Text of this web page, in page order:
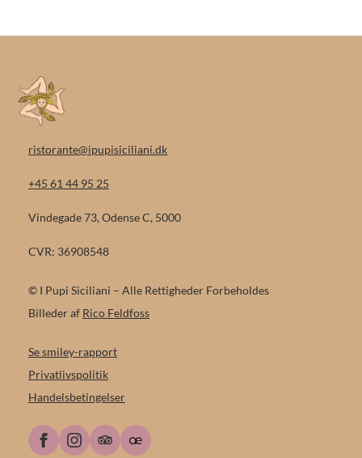
ristorante@ipupisiciliani.dk
+45 61 44 95 25
Vindegade 73, Odense C, 5000
CVR: 36908548
© I Pupi Siciliani – Alle Rettigheder Forbeholdes
Billeder af Rico Feldfoss
Se smiley-rapport
Privatlivspolitik
Handelsbetingelser